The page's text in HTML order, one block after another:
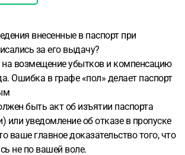
внесенные в паспорт при
за его выдачу?
возмещение убытков и компенсацию
Ошибка в графе «пол» делает паспорт
быть акт об изъятии паспорта
или уведомление об отказе в пропуске
ваше главное доказательство того, что
не по вашей воле.